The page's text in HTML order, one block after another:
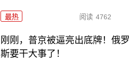
最热 阅读 4762
刚刚，普京被逼亮出底牌！俄罗
斯要干大事了！